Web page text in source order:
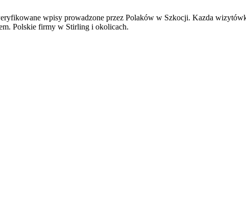
wpisy prowadzone przez Polaków w Szkocji. Kazda
Polskie firmy w Stirling i okolicach.